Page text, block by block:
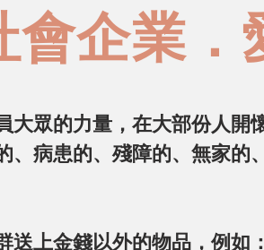
會企業
大眾的力量，在大部份人開
、病患的、殘障的、無家的
送上金錢以外的物品，例如